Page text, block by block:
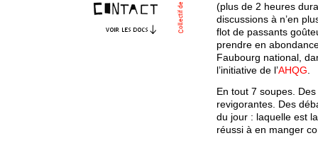
(plus de 2 heures
discussions à n’en
flot de passants
prendre en
Faubourg national,
l’initiative de l’AHQG
En tout 7 soupes.
revigorantes. Des
du jour : laquelle est
réussi à en manger